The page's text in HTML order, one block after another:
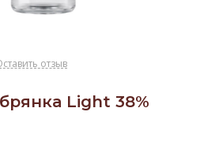
отзыв
Light 38%